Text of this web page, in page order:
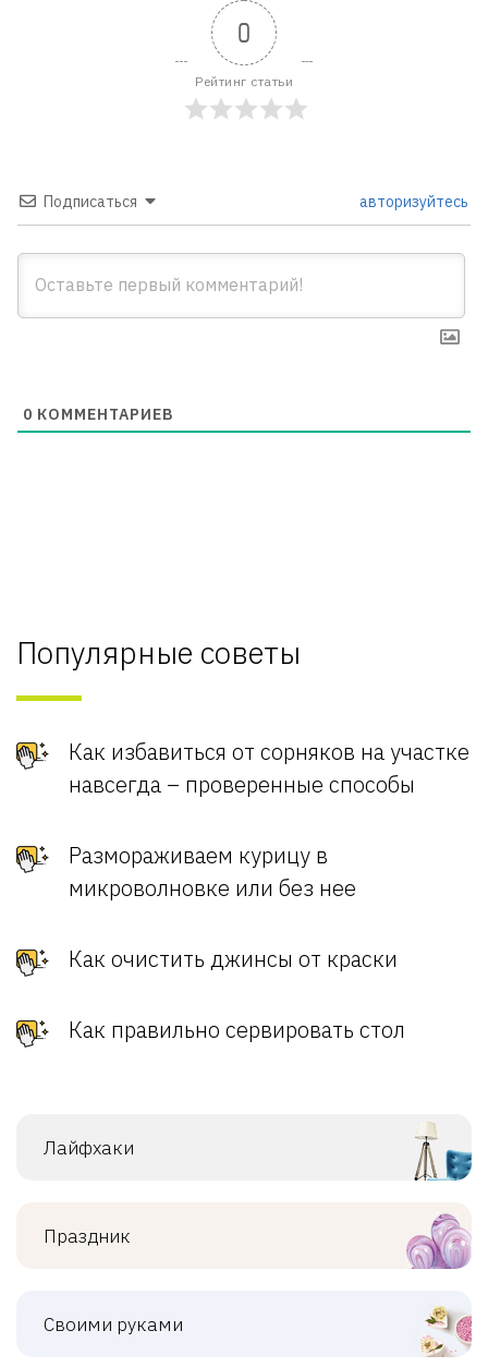
0
Рейтинг статьи
Подписаться авторизуйтесь
0 КОММЕНТАРИЕВ
Популярные советы
Как избавиться от сорняков на участке
навсегда – проверенные способы
Размораживаем курицу в
микроволновке или без нее
Как очистить джинсы от краски
Как правильно сервировать стол
Лайфхаки
Праздник
Своими руками